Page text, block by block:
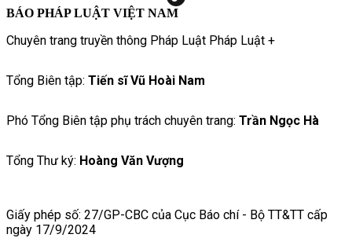
BÁO PHÁP LUẬT VIỆT NAM
Chuyên trang truyền thông Pháp Luật Pháp Luật +
Tổng Biên tập: Tiến sĩ Vũ Hoài Nam
Phó Tổng Biên tập phụ trách chuyên trang: Trần Ngọc Hà
Tổng Thư ký: Hoàng Văn Vượng
Giấy phép số: 27/GP-CBC của Cục Báo chí - Bộ TT&TT cấp
ngày 17/9/2024